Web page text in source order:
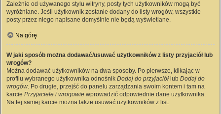
Zależnie od używanego stylu witryny, posty tych użytkowników mogą być
wyróżniane. Jeśli użytkownik zostanie dodany do listy wrogów, wszystkie
posty przez niego napisane domyślnie nie będą wyświetlane.
Na górę
W jaki sposób można dodawać/usuwać użytkowników z listy przyjaciół lub
wrogów?
Można dodawać użytkowników na dwa sposoby. Po pierwsze, klikając w
profilu wybranego użytkownika odnośnik Dodaj do przyjaciół lub Dodaj do
wrogów. Po drugie, przejść do panelu zarządzania swoim kontem i tam na
karcie Przyjaciele i wrogowie wprowadzić odpowiednie dane użytkownika.
Na tej samej karcie można także usuwać użytkowników z list.